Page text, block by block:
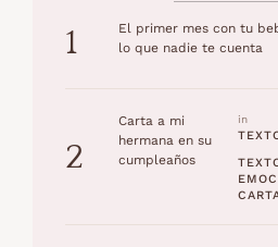
1
El primer mes con tu
lo que nadie te cuenta
2
Carta a mi
hermana en su
cumpleaños
in